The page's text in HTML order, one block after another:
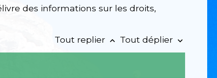
des informations sur les droits,
Tout replier keyboard_arrow_up Tout déplier keyboard_arrow_down